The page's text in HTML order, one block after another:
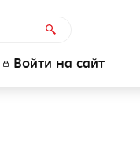
Войти на сайт